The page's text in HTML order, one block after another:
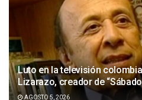
Luto en la televisión
Lizarazo, creador de
AGOSTO 5, 2026